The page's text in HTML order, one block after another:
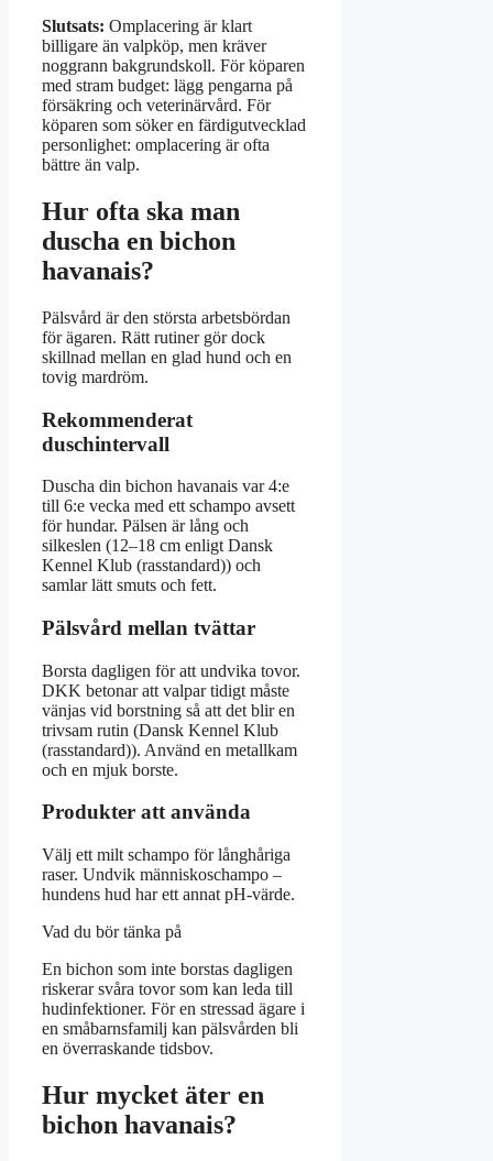
Slutsats: Omplacering är klart
billigare än valpköp, men kräver
noggrann bakgrundskoll. För köparen
med stram budget: lägg pengarna på
försäkring och veterinärvård. För
köparen som söker en färdigutvecklad
personlighet: omplacering är ofta
bättre än valp.
Hur ofta ska man
duscha en bichon
havanais?
Pälsvård är den största arbetsbördan
för ägaren. Rätt rutiner gör dock
skillnad mellan en glad hund och en
tovig mardröm.
Rekommenderat
duschintervall
Duscha din bichon havanais var 4:e
till 6:e vecka med ett schampo avsett
för hundar. Pälsen är lång och
silkeslen (12–18 cm enligt Dansk
Kennel Klub (rasstandard)) och
samlar lätt smuts och fett.
Pälsvård mellan tvättar
Borsta dagligen för att undvika tovor.
DKK betonar att valpar tidigt måste
vänjas vid borstning så att det blir en
trivsam rutin (Dansk Kennel Klub
(rasstandard)). Använd en metallkam
och en mjuk borste.
Produkter att använda
Välj ett milt schampo för långhåriga
raser. Undvik människoschampo –
hundens hud har ett annat pH-värde.
Vad du bör tänka på
En bichon som inte borstas dagligen
riskerar svåra tovor som kan leda till
hudinfektioner. För en stressad ägare i
en småbarnsfamilj kan pälsvården bli
en överraskande tidsbov.
Hur mycket äter en
bichon havanais?